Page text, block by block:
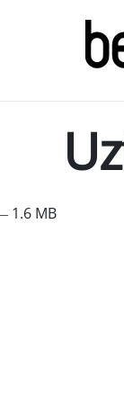
1.6 MB